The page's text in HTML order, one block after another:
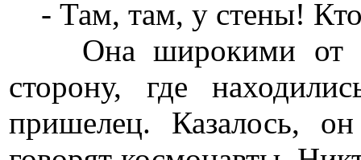
- Там, там, у стены!
Она широкими от
сторону, где
пришелец. Казалось,